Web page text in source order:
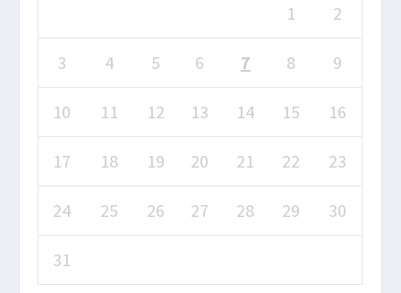
1 2
3 4 5 6 7 8 9
10 11 12 13 14 15 16
17 18 19 20 21 22 23
24 25 26 27 28 29 30
31